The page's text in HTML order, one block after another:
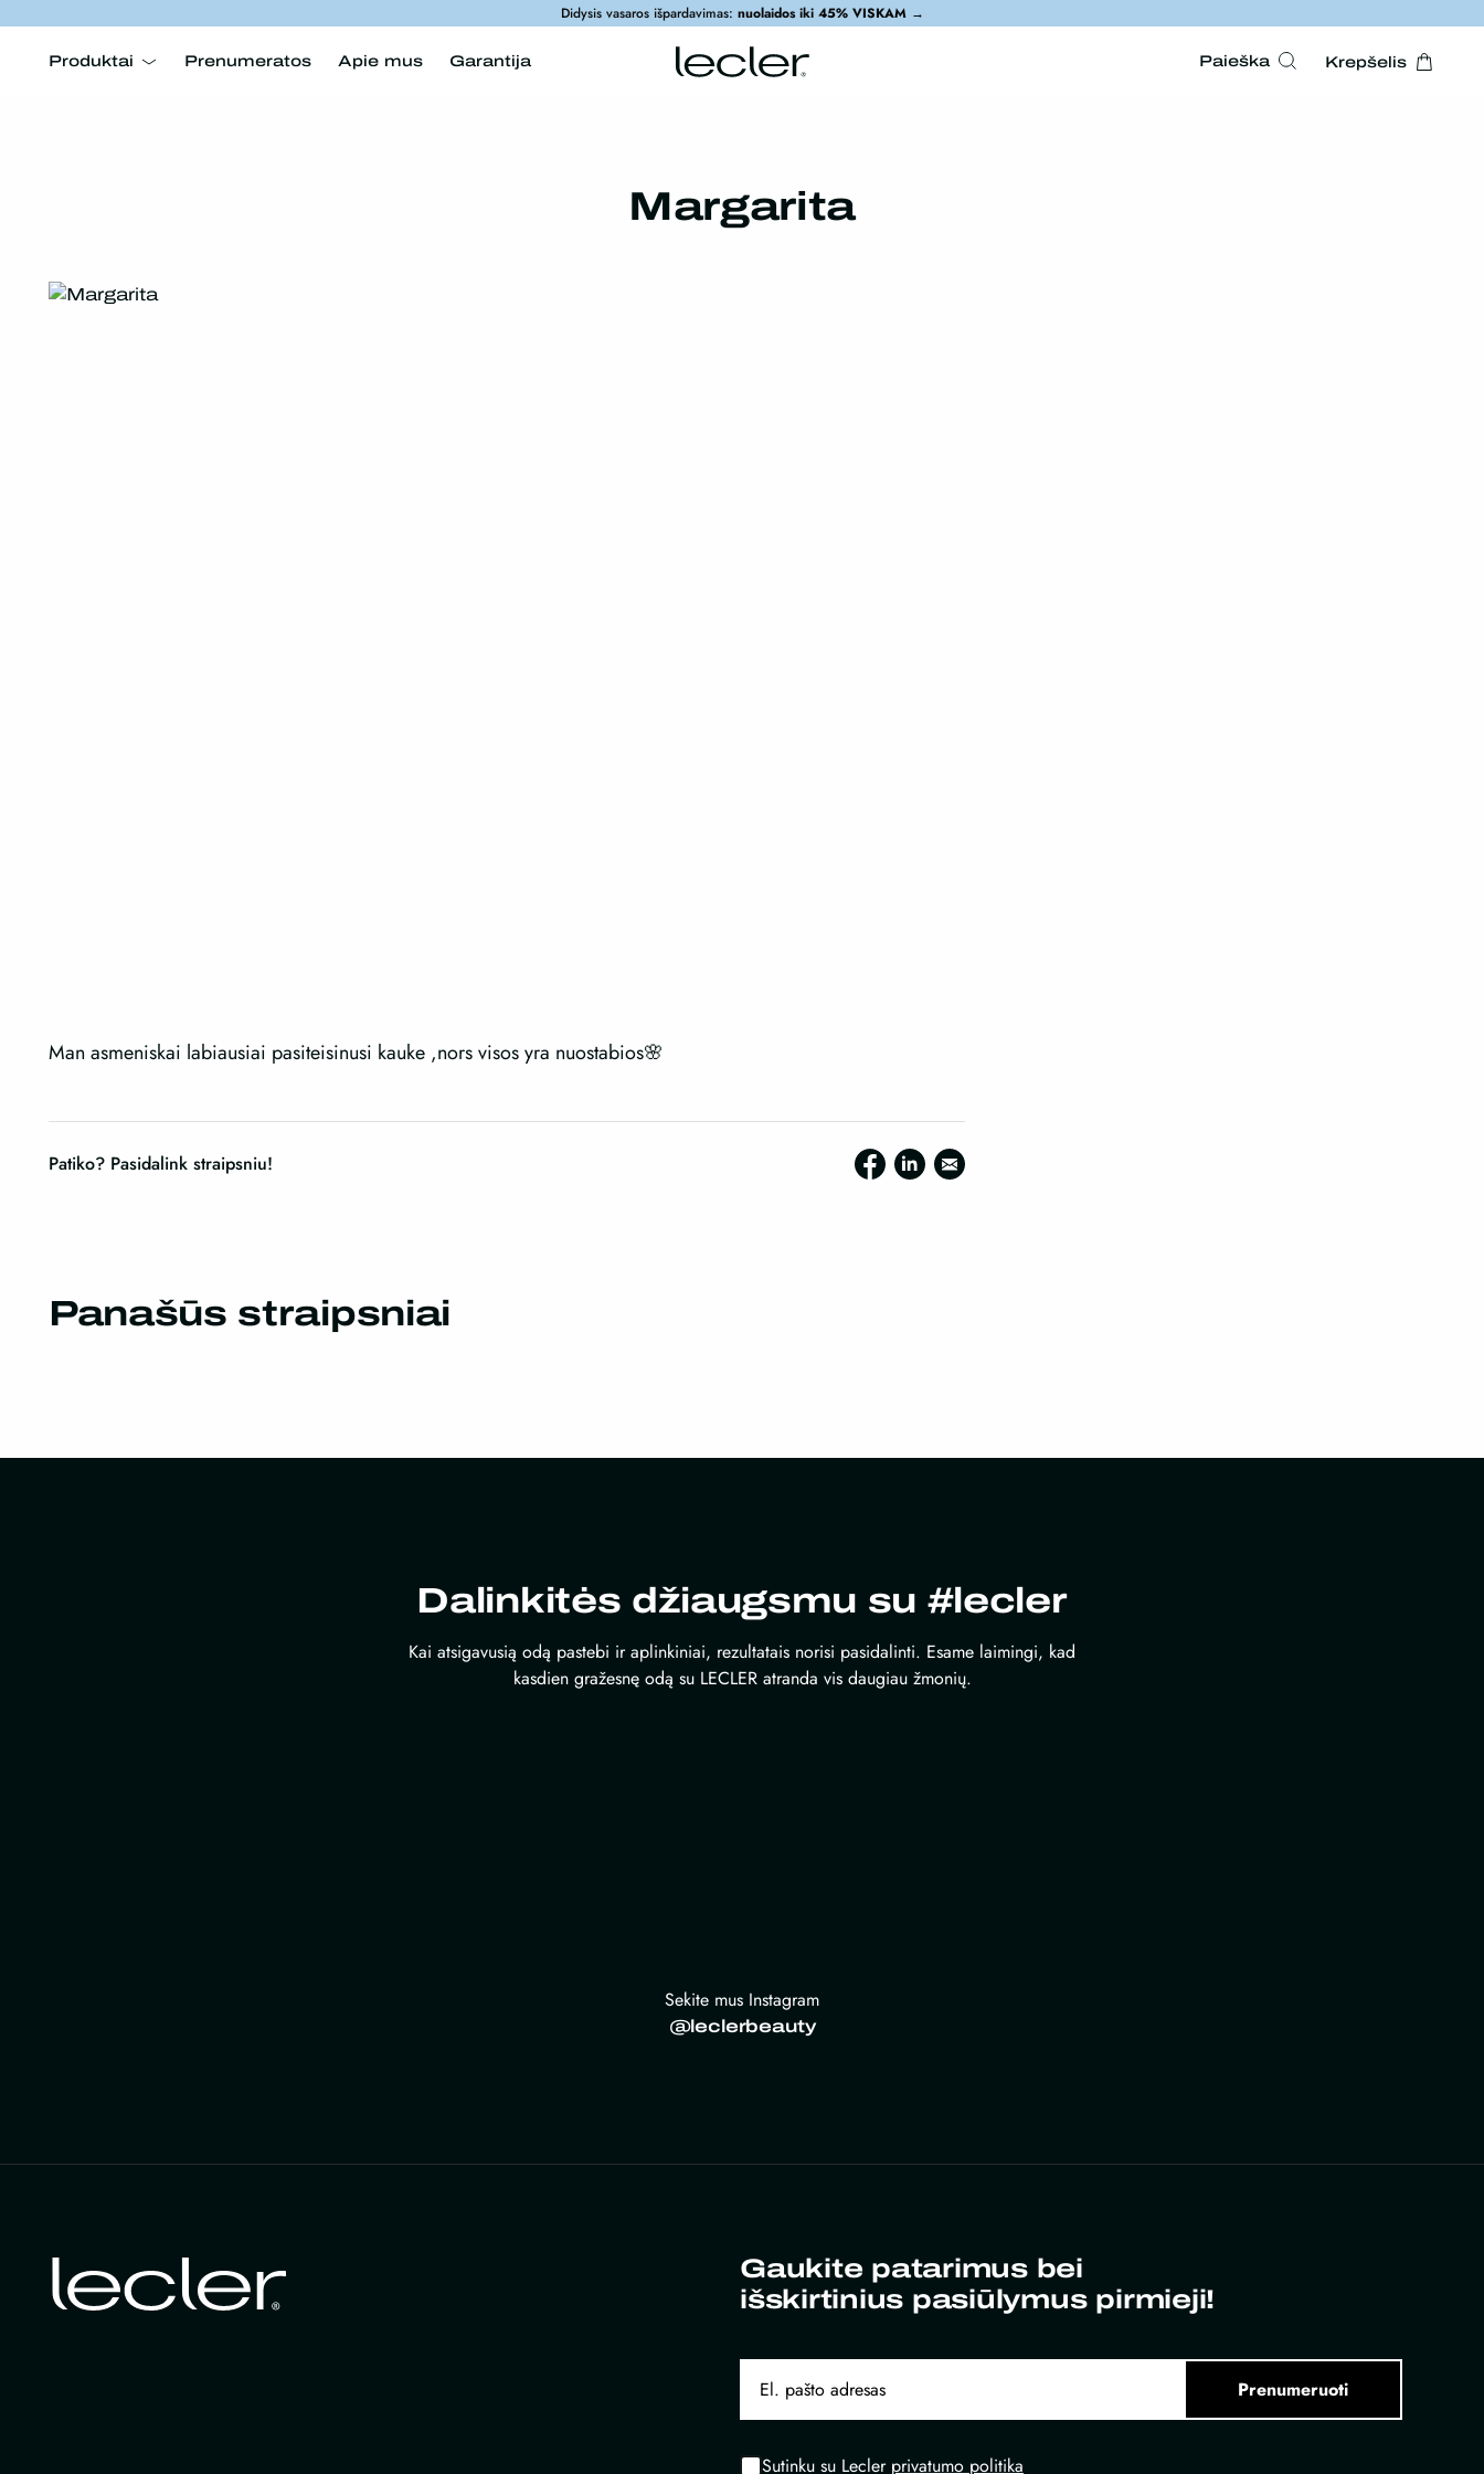
Didysis vasaros išpardavimas: nuolaidos iki 45% VISKAM→
Produktai Prenumeratos Apie mus Garantija Paieška Krepšelis
Margarita
Man asmeniskai labiausiai pasiteisinusi kauke ,nors visos yra nuostabios🌸
Patiko? Pasidalink straipsniu!
Panašūs straipsniai
Dalinkitės džiaugsmu su #lecler
Kai atsigavusią odą pastebi ir aplinkiniai, rezultatais norisi pasidalinti. Esame laimingi, kad
kasdien gražesnę odą su LECLER atranda vis daugiau žmonių.
Sekite mus Instagram
@leclerbeauty
Gaukite patarimus bei
išskirtinius pasiūlymus pirmieji!
Prenumeruoti
Sutinku su Lecler privatumo politika